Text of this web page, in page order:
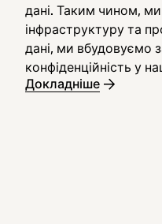
дані. Таким чином,
інфраструктуру та
дані, ми вбудовуємо
конфіденційність у
Докладніше